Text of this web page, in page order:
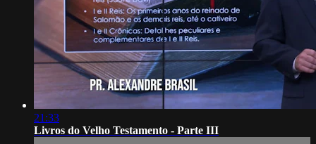
21:33
Livros do Velho Testamento - Parte III